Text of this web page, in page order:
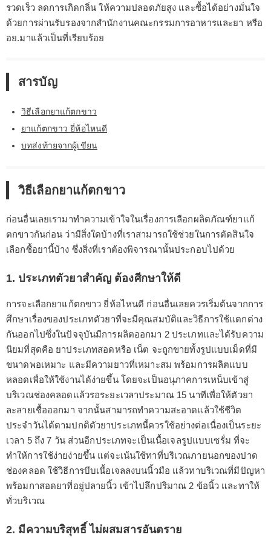
รวดเร็ว ลดการเกิดกลิ่น ให้ความปลอดภัยสูง และซื้อได้อย่างมั่นใจ
ด้วยการผ่านรับรองจากสำนักงานคณะกรรมการอาหารและยา หรือ
อย.มาแล้วเป็นที่เรียบร้อย
สารบัญ
วิธีเลือกยาแก้ตกขาว
ยาแก้ตกขาว ยี่ห้อไหนดี
บทส่งท้ายจากผู้เขียน
วิธีเลือกยาแก้ตกขาว
ก่อนอื่นเลยเรามาทำความเข้าใจในเรื่องการเลือกผลิตภัณฑ์ยาแก้
ตกขาวกันก่อน ว่ามีสิ่งใดบ้างที่เราสามารถใช้ช่วยในการตัดสินใจ
เลือกซื้อยานี้บ้าง ซึ่งสิ่งที่เราต้องพิจารณานั้นประกอบไปด้วย
1. ประเภทตัวยาสำคัญ ต้องศีกษาให้ดี
การจะเลือกยาแก้ตกขาว ยี่ห้อไหนดี ก่อนอื่นเลยควรเริ่มต้นจากการ
ศึกษาเรื่องของประเภทตัวยาที่จะมีคุณสมบัติและวิธีการใช้แตกต่าง
กันออกไปซึ่งในปัจจุบันมีการผลิตออกมา 2 ประเภทและได้รับความ
นิยมที่สุดคือ ยาประเภทสอดหรือ เน็ต จะถูกขายทั้งรูปแบบเม็ดที่มี
ขนาดพอเหมาะ และมีความยาวที่เหมาะสม พร้อมการผลิตแบบ
หลอดเพื่อให้ใช้งานได้ง่ายขึ้น โดยจะเป็นอนุภาคการเหน็บเข้าสู่
บริเวณช่องคลอดแล้วรอระยะเวลาประมาณ 15 นาทีเพื่อให้ตัวยา
ละลายเชื้อออกมา จากนั้นสามารถทำความสะอาดแล้วใช้ชีวิต
ประจำวันได้ตามปกติตัวยาประเภทนี้ควรใช้อย่างต่อเนื่องเป็นระยะ
เวลา 5 ถึง 7 วัน ส่วนอีกประเภทจะเป็นเนื้อเจลรูปแบบเซรั่ม ที่จะ
ทำให้การใช้ง่ายง่ายขึ้น แต่จะเน้นใช้ทาที่บริเวณภายนอกของปาด
ช่องคลอด ใช้วิธีการบีบเนื้อเจลลงบนนิ้วมือ แล้วทาบริเวณที่มีปัญหา
พร้อมกาสอดยาที่อยู่ปลายนิ้ว เข้าไปลึกปริมาณ 2 ข้อนิ้ว และทาให้
ทั่วบริเวณ
2. มีความบริสุทธิ์ ไม่ผสมสารอันตราย